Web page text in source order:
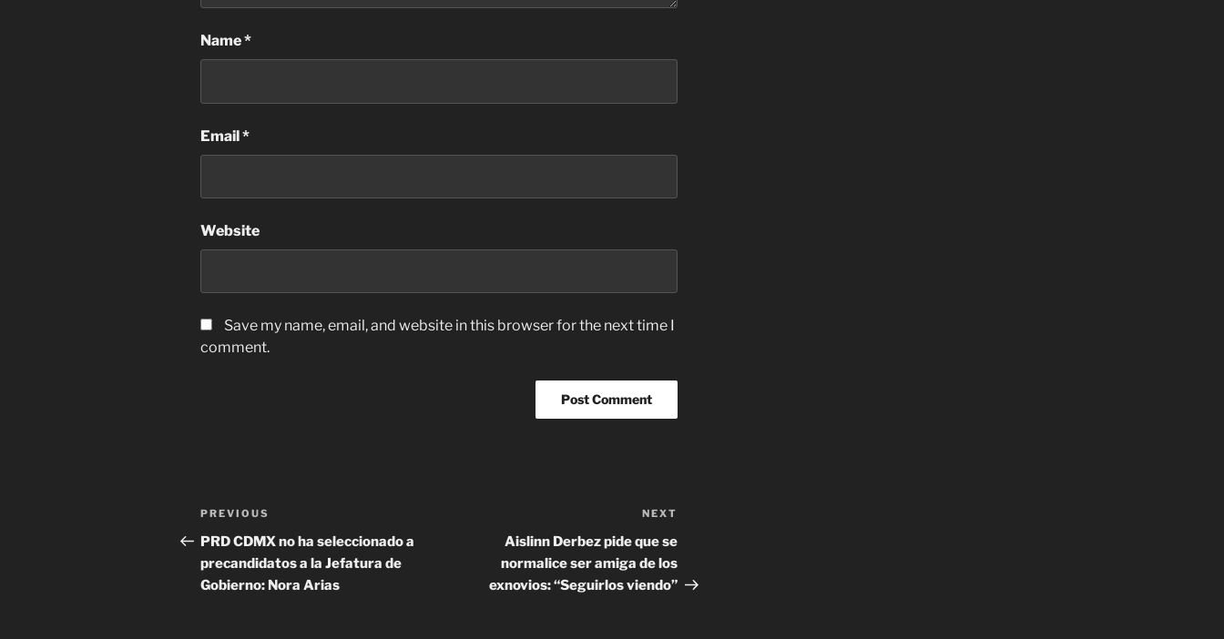
Name*
Email*
Website
Save my name, email, and website in this browser for the next time I
comment.
Post
navigation
Previous
Post
PREVIOUS
PRD CDMX no ha seleccionado a
precandidatos a la Jefatura de
Gobierno: Nora Arias
Post
NEXT
Aislinn Derbez pide que se
normalice ser amiga de los
exnovios: “Seguirlos viendo”